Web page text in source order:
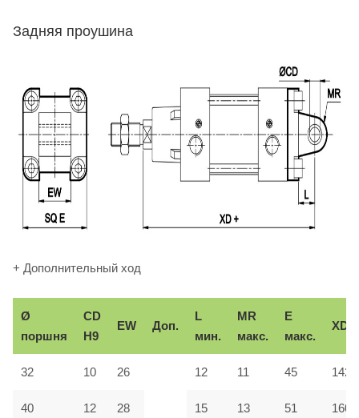
Задняя проушина
+ Дополнительный ход
Ø
поршня
CD
H9
EW Доп.
L
мин.
MR
макс.
E
макс.
XD
32 10 26 12 11 45 142
40 12 28 15 13 51 160